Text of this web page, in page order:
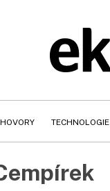
TECHNOLOGIE